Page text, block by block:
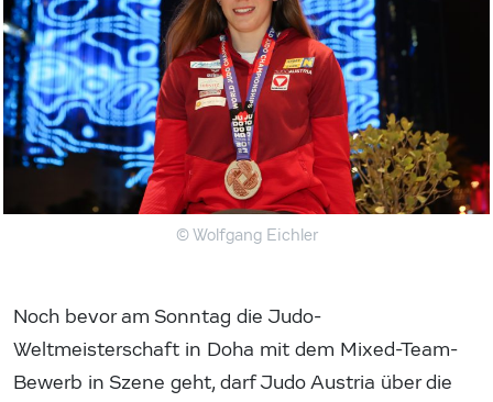
© Wolfgang Eichler
Noch bevor am Sonntag die Judo-
Weltmeisterschaft in Doha mit dem Mixed-Team-
Bewerb in Szene geht, darf Judo Austria über die